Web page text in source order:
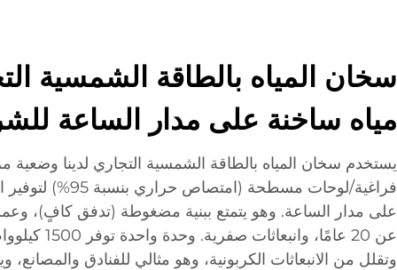
سخان المياه بالطاقة الشمسية
مياه ساخنة على مدار الساعة
يستخدم سخان المياه بالطاقة الشمسية التجاري لدينا وضعية
فراغية/لوحات مسطحة (امتصاص
على مدار الساعة. وهو يتمتع ببنية مضغوطة (تدفق كافٍ)،
عن 20 عامًا،
وتقلل من الانبعاثات الكربونية، وهو مثالي للفنادق والمصانع،